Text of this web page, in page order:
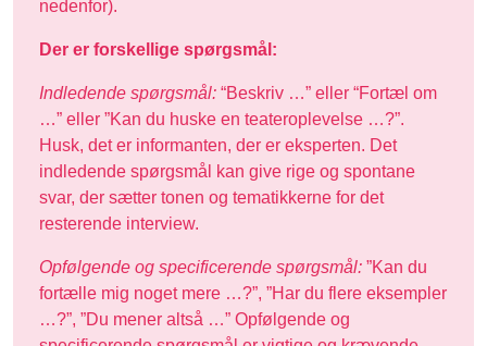
nedenfor).
Der er forskellige spørgsmål:
Indledende spørgsmål: “Beskriv …” eller “Fortæl om
…” eller ”Kan du huske en teateroplevelse …?”.
Husk, det er informanten, der er eksperten. Det
indledende spørgsmål kan give rige og spontane
svar, der sætter tonen og tematikkerne for det
resterende interview.
Opfølgende og specificerende spørgsmål: ”Kan du
fortælle mig noget mere …?”, ”Har du flere eksempler
…?”, ”Du mener altså …” Opfølgende og